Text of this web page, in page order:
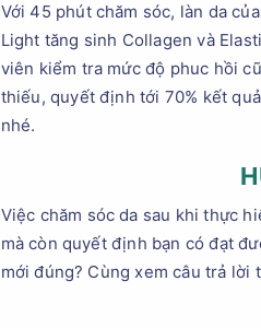
Với 45 phút chăm sóc, làn da
Light tăng sinh Collagen và
viên kiểm tra mức độ phuc hồi
thiếu, quyết định tới 70% kết
nhé.
Việc chăm sóc da sau khi thực
mà còn quyết định bạn có đạt
mới đúng? Cùng xem câu trả lời